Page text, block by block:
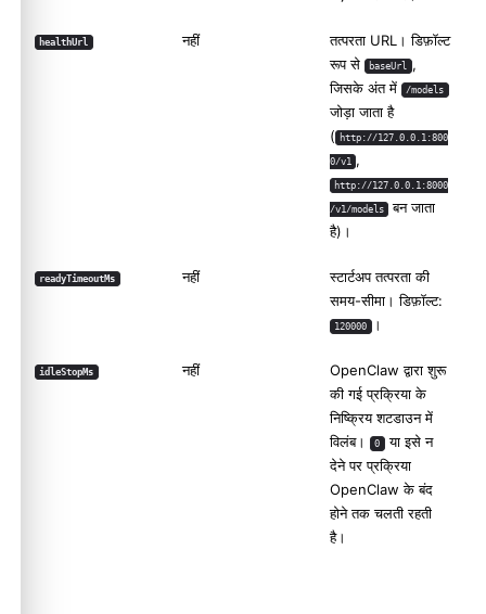
healthUrl नहीं
तत्परता URL। डिफ़ॉल्ट
रूप से
baseUrl ,
जिसके अंत में
/models
जोड़ा जाता है
( http://127.0.0.1:800
0/v1 ,
http://127.0.0.1:8000
/v1/models
बन जाता
है)।
readyTimeoutMs नहीं
स्टार्टअप तत्परता की
समय-सीमा। डिफ़ॉल्ट:
120000 ।
idleStopMs नहीं
OpenClaw द्वारा शुरू
की गई प्रक्रिया के
निष्क्रिय शटडाउन में
विलंब।
0 या इसे न
देने पर प्रक्रिया
OpenClaw के बंद
होने तक चलती रहती
है।